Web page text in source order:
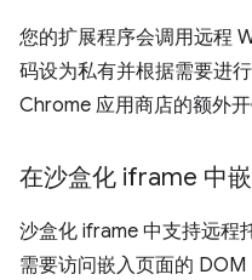
您的扩展程序会调用远程
码设为私有并根据需要进
Chrome 应用商店的额外开
在沙盒化 iframe 中
沙盒化 iframe 中支持远程
需要访问嵌入页面的 DOM